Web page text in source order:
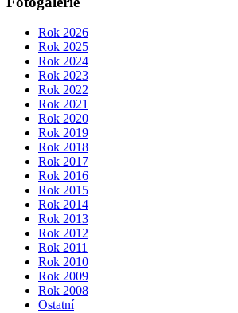
Rok 2026
Rok 2025
Rok 2024
Rok 2023
Rok 2022
Rok 2021
Rok 2020
Rok 2019
Rok 2018
Rok 2017
Rok 2016
Rok 2015
Rok 2014
Rok 2013
Rok 2012
Rok 2011
Rok 2010
Rok 2009
Rok 2008
Ostatní